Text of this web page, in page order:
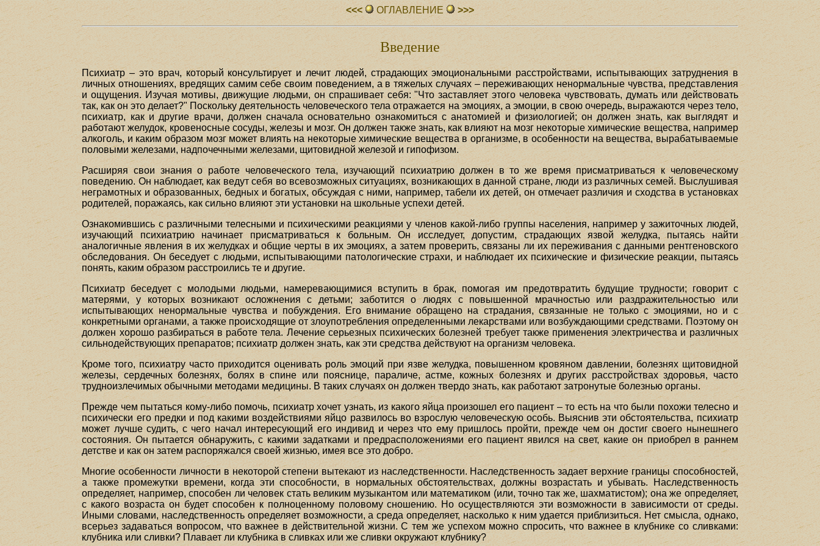
<<< ОГЛАВЛЕHИЕ >>>
Введение
Психиатр – это врач, который консультирует и лечит людей, страдающих эмоциональными расстройствами, испытывающих затруднения в
личных отношениях, вредящих самим себе своим поведением, а в тяжелых случаях – переживающих ненормальные чувства, представления
и ощущения. Изучая мотивы, движущие людьми, он спрашивает себя: "Что заставляет этого человека чувствовать, думать или действовать
так, как он это делает?" Поскольку деятельность человеческого тела отражается на эмоциях, а эмоции, в свою очередь, выражаются через тело,
психиатр, как и другие врачи, должен сначала основательно ознакомиться с анатомией и физиологией; он должен знать, как выглядят и
работают желудок, кровеносные сосуды, железы и мозг. Он должен также знать, как влияют на мозг некоторые химические вещества, например
алкоголь, и каким образом мозг может влиять на некоторые химические вещества в организме, в особенности на вещества, вырабатываемые
половыми железами, надпочечными железами, щитовидной железой и гипофизом.
Расширяя свои знания о работе человеческого тела, изучающий психиатрию должен в то же время присматриваться к человеческому
поведению. Он наблюдает, как ведут себя во всевозможных ситуациях, возникающих в данной стране, люди из различных семей. Выслушивая
неграмотных и образованных, бедных и богатых, обсуждая с ними, например, табели их детей, он отмечает различия и сходства в установках
родителей, поражаясь, как сильно влияют эти установки на школьные успехи детей.
Ознакомившись с различными телесными и психическими реакциями у членов какой-либо группы населения, например у зажиточных людей,
изучающий психиатрию начинает присматриваться к больным. Он исследует, допустим, страдающих язвой желудка, пытаясь найти
аналогичные явления в их желудках и общие черты в их эмоциях, а затем проверить, связаны ли их переживания с данными рентгеновского
обследования. Он беседует с людьми, испытывающими патологические страхи, и наблюдает их психические и физические реакции, пытаясь
понять, каким образом расстроились те и другие.
Психиатр беседует с молодыми людьми, намеревающимися вступить в брак, помогая им предотвратить будущие трудности; говорит с
матерями, у которых возникают осложнения с детьми; заботится о людях с повышенной мрачностью или раздражительностью или
испытывающих ненормальные чувства и побуждения. Его внимание обращено на страдания, связанные не только с эмоциями, но и с
конкретными органами, а также происходящие от злоупотребления определенными лекарствами или возбуждающими средствами. Поэтому он
должен хорошо разбираться в работе тела. Лечение серьезных психических болезней требует также применения электричества и различных
сильнодействующих препаратов; психиатр должен знать, как эти средства действуют на организм человека.
Кроме того, психиатру часто приходится оценивать роль эмоций при язве желудка, повышенном кровяном давлении, болезнях щитовидной
железы, сердечных болезнях, болях в спине или пояснице, параличе, астме, кожных болезнях и других расстройствах здоровья, часто
трудноизлечимых обычными методами медицины. В таких случаях он должен твердо знать, как работают затронутые болезнью органы.
Прежде чем пытаться кому-либо помочь, психиатр хочет узнать, из какого яйца произошел его пациент – то есть на что были похожи телесно и
психически его предки и под какими воздействиями яйцо развилось во взрослую человеческую особь. Выяснив эти обстоятельства, психиатр
может лучше судить, с чего начал интересующий его индивид и через что ему пришлось пройти, прежде чем он достиг своего нынешнего
состояния. Он пытается обнаружить, с какими задатками и предрасположениями его пациент явился на свет, какие он приобрел в раннем
детстве и как он затем распоряжался своей жизнью, имея все это добро.
Многие особенности личности в некоторой степени вытекают из наследственности. Наследственность задает верхние границы способностей,
а также промежутки времени, когда эти способности, в нормальных обстоятельствах, должны возрастать и убывать. Наследственность
определяет, например, способен ли человек стать великим музыкантом или математиком (или, точно так же, шахматистом); она же определяет,
с какого возраста он будет способен к полноценному половому сношению. Но осуществляются эти возможности в зависимости от среды.
Иными словами, наследственность определяет возможности, а среда определяет, насколько к ним удается приблизиться. Нет смысла, однако,
всерьез задаваться вопросом, что важнее в действительной жизни. С тем же успехом можно спросить, что важнее в клубнике со сливками:
клубника или сливки? Плавает ли клубника в сливках или же сливки окружают клубнику?